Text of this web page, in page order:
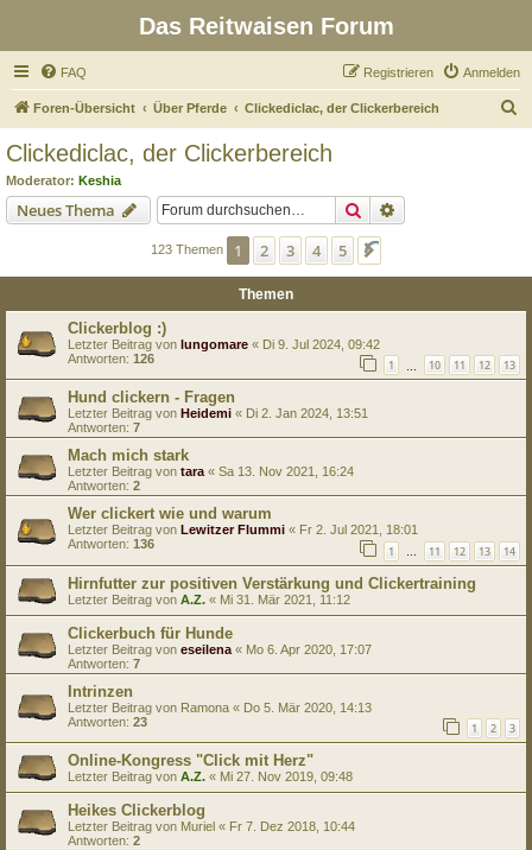
Das Reitwaisen Forum
FAQ Anmelden
Registrieren
Foren-Übersicht Über Pferde Clickediclac, der Clickerbereich
Clickediclac, der Clickerbereich
Moderator: Keshia
Neues Thema Suche
123 Themen 1 2 3 4 5
Themen
Clickerblog :)
Letzter Beitrag von lungomare « Di 9. Jul 2024, 09:42
Antworten: 126 1 10 11 12 13
Hund clickern - Fragen
Letzter Beitrag von Heidemi « Di 2. Jan 2024, 13:51
Antworten: 7
Mach mich stark
Letzter Beitrag von tara « Sa 13. Nov 2021, 16:24
Antworten: 2
Wer clickert wie und warum
Letzter Beitrag von Lewitzer Flummi « Fr 2. Jul 2021, 18:01
Antworten: 136 1 … 11 12 13 14
Hirnfutter zur positiven Verstärkung und Clickertraining
Letzter Beitrag von A.Z. « Mi 31. Mär 2021, 11:12
Clickerbuch für Hunde
Letzter Beitrag von eseilena « Mo 6. Apr 2020, 17:07
Antworten: 7
Intrinzen
Letzter Beitrag von Ramona « Do 5. Mär 2020, 14:13
Antworten: 23 1 2 3
Online-Kongress "Click mit Herz"
Letzter Beitrag von A.Z. « Mi 27. Nov 2019, 09:48
Heikes Clickerblog
Letzter Beitrag von Muriel « Fr 7. Dez 2018, 10:44
Antworten: 2